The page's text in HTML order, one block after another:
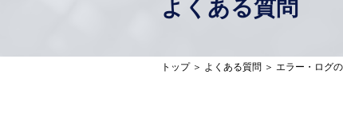
よくある質問
トップ ＞ よくある質問 ＞ エラー・ログ